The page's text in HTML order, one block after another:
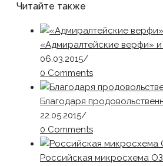
Читайте также
«Адмиралтейские верфи»
06.03.2015/
0 Comments
Благодаря
22.05.2015/
0 Comments
Российская микросхема